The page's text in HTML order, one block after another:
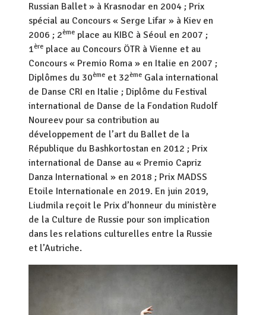
Russian Ballet » à Krasnodar en 2004 ; Prix
spécial au Concours « Serge Lifar » à Kiev en
2006 ; 2ème place au KIBC à Séoul en 2007 ;
1ère place au Concours ÖTR à Vienne et au
Concours « Premio Roma » en Italie en 2007 ;
Diplômes du 30ème et 32ème Gala international
de Danse CRI en Italie ; Diplôme du Festival
international de Danse de la Fondation Rudolf
Noureev pour sa contribution au
développement de l’art du Ballet de la
République du Bashkortostan en 2012 ; Prix
international de Danse au « Premio Capriz
Danza International » en 2018 ; Prix MADSS
Etoile Internationale en 2019. En juin 2019,
Liudmila reçoit le Prix d’honneur du ministère
de la Culture de Russie pour son implication
dans les relations culturelles entre la Russie
et l’Autriche.